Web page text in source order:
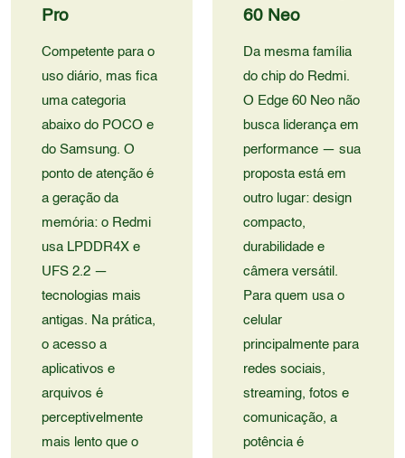
Pro
Competente para o
uso diário, mas fica
uma categoria
abaixo do POCO e
do Samsung. O
ponto de atenção é
a geração da
memória: o Redmi
usa LPDDR4X e
UFS 2.2 —
tecnologias mais
antigas. Na prática,
o acesso a
aplicativos e
arquivos é
perceptivelmente
mais lento que o
60 Neo
Da mesma família
do chip do Redmi.
O Edge 60 Neo não
busca liderança em
performance — sua
proposta está em
outro lugar: design
compacto,
durabilidade e
câmera versátil.
Para quem usa o
celular
principalmente para
redes sociais,
streaming, fotos e
comunicação, a
potência é